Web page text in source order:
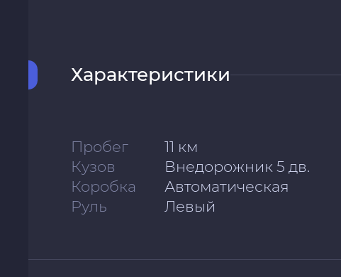
Характеристики
Пробег
11 км
Кузов
Внедорожник 5 дв.
Коробка
Автоматическая
Руль
Левый